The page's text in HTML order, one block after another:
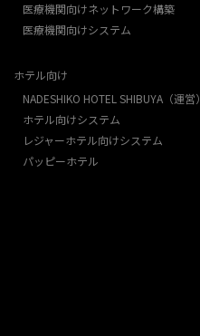
医療機関向けネットワーク構築
医療機関向けシステム
ホテル向け
NADESHIKO HOTEL SHIBUYA（運営）
ホテル向けシステム
レジャーホテル向けシステム
パッピーホテル